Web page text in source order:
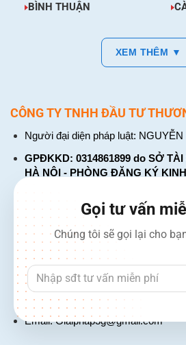
BÌNH THUẬN
XEM THÊM ▼
CÔNG TY TNHH ĐẦU TƯ
Người đại diện pháp luật:
GPĐKKD: 0314861899 do SỞ
HÀ NỘI - PHÒNG ĐĂNG KÝ
CHÍNH DOANH NGHIỆP cấp.
tháng 01 năm 2018. Đăng ký
tháng 03 năm 2026
226 Đường Láng, Đống Đa, Hà Nội
137 Đường Hòa Hưng, Phường 12,
Minh
Hotline: 1900 2106 - 0386 001 001
Email:Giaiphap3g@gmail.com
Gọi tư vấn
Chúng tôi sẽ gọi lại cho